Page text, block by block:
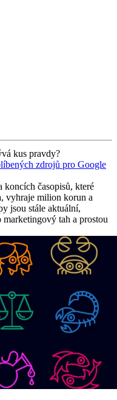
kus pravdy?
zdrojů pro Google
koncích časopisů, které
vyhraje milion korun a
jsou stále aktuální,
marketingový tah a prostou